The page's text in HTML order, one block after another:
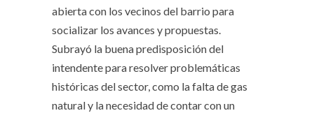
abierta con los vecinos del barrio para
socializar los avances y propuestas.
Subrayó la buena predisposición del
intendente para resolver problemáticas
históricas del sector, como la falta de gas
natural y la necesidad de contar con un